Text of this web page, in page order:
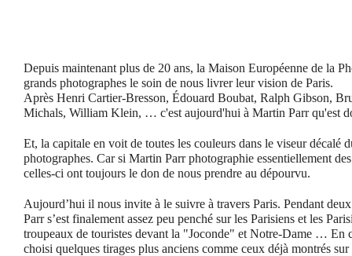
Depuis maintenant plus de 20 ans, la Maison Européenne de la
grands photographes le soin de nous livrer leur vision de Paris.
Après Henri Cartier-Bresson, Édouard Boubat, Ralph Gibson,
Michals, William Klein, … c'est aujourd'hui à Martin Parr qu'est
Et, la capitale en voit de toutes les couleurs dans le viseur décalé
photographes. Car si Martin Parr photographie essentiellement
celles-ci ont toujours le don de nous prendre au dépourvu.
Aujourd’hui il nous invite à le suivre à travers Paris. Pendant
Parr s’est finalement assez peu penché sur les Parisiens et les
troupeaux de touristes devant la "Joconde" et Notre-Dame … En
choisi quelques tirages plus anciens comme ceux déjà montrés